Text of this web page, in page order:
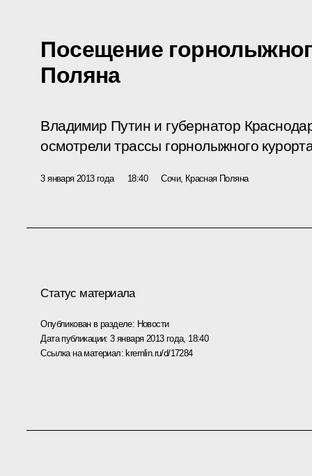
Посещение
Поляна
Владимир Путин и губернатор
осмотрели трассы горнолыжного
3 января 2013 года 18:40 Сочи, Красная Поляна
Статус материала
Опубликован в разделе: Новости
Дата публикации:3 января 2013 года, 18:40
Ссылка на материал: kremlin.ru/d/17284